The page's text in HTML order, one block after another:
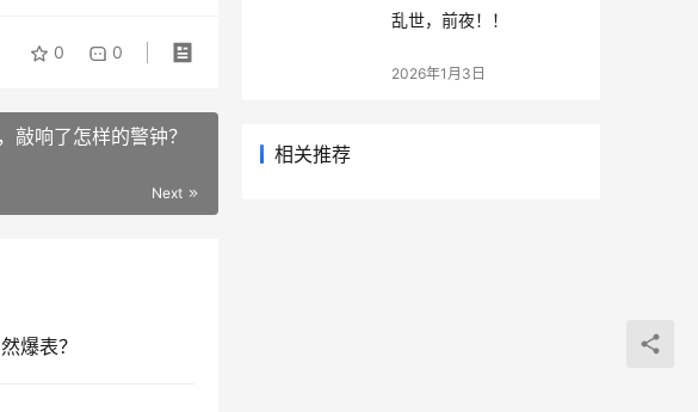
0 0
敲响了怎样的警钟？
Next
爆表？
乱世，前夜！！
2026年1月3日
相关推荐